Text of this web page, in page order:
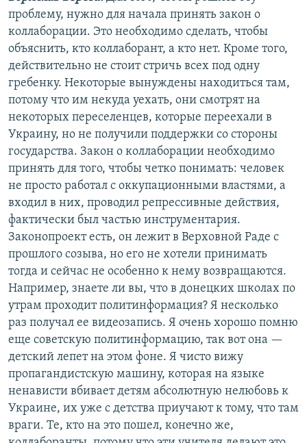
проблему, нужно для начала принять закон о
коллаборации. Это необходимо сделать, чтобы
объяснить, кто коллаборант, а кто нет. Кроме того,
действительно не стоит стричь всех под одну
гребенку. Некоторые вынуждены находиться там,
потому что им некуда уехать, они смотрят на
некоторых переселенцев, которые переехали в
Украину, но не получили поддержки со стороны
государства. Закон о коллаборации необходимо
принять для того, чтобы четко понимать: человек
не просто работал с оккупационными властями, а
входил в них, проводил репрессивные действия,
фактически был частью инструментария.
Законопроект есть, он лежит в Верховной Раде с
прошлого созыва, но его не хотели принимать
тогда и сейчас не особенно к нему возвращаются.
Например, знаете ли вы, что в донецких школах по
утрам проходит политинформация? Я несколько
раз получал ее видеозапись. Я очень хорошо помню
еще советскую политинформацию, так вот она —
детский лепет на этом фоне. Я чисто вижу
пропагандистскую машину, которая на языке
ненависти вбивает детям абсолютную нелюбовь к
Украине, их уже с детства приучают к тому, что там
враги. Те, кто на это пошел, конечно же,